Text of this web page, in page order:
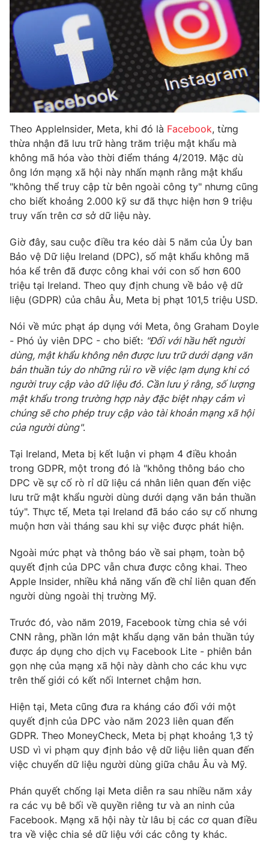
Góc doanh nghiệp
Truyền hình
Phim VTV
Hậu trường
Nhân vật
Khán giả
Giải sao mai
Giải trí
Điện ảnh
Âm nhạc
Sao
Đời sống
Du lịch
Làm đẹp
Chất lượng cuộc sống
Tuyển sinh
Học trực tuyến
Công nghệ
Hitech Công nghệ tương lai
Sản phẩm
Tư vấn
Giao lưu trực tuyến
Lịch phát sóng
Chuyên mục khác
Emagazine Podcast
Photo Infographic
Video Shorts video
VTV Money VTV Thể thao
VTV Sức khoẻ
Thị trường 24h Tấm lòng Việt
VTV4 Vươn mình bằng AI
VTV9 VTV8
Liên hệ tòa soạn English
THỜI BÁO VTV
Cơ quan chủ quản:Đài Truyền hình Việt Nam
Cơ quan báo chí: Thời báo VTV
Giấy phép hoạt động báo in và báo điện tử số 483/GP-BTTTT
cấp ngày 29/12/2023
Tổng Biên tập:Vũ Thanh Thủy
Phó Tổng Biên tập: Nguyễn Thị Mỹ Hạnh, Phạm Quốc Thắng,
Nguyễn Trọng Ninh
Tổng đài VTV:024.38 355 931 - 024.38 355 932
Theo AppleInsider, Meta, khi đó là Facebook, từng
thừa nhận đã lưu trữ hàng trăm triệu mật khẩu mà
không mã hóa vào thời điểm tháng 4/2019. Mặc dù
ông lớn mạng xã hội này nhấn mạnh rằng mật khẩu
"không thể truy cập từ bên ngoài công ty" nhưng cũng
cho biết khoảng 2.000 kỹ sư đã thực hiện hơn 9 triệu
truy vấn trên cơ sở dữ liệu này.
Giờ đây, sau cuộc điều tra kéo dài 5 năm của Ủy ban
Bảo vệ Dữ liệu Ireland (DPC), số mật khẩu không mã
hóa kể trên đã được công khai với con số hơn 600
triệu tại Ireland. Theo quy định chung về bảo vệ dữ
liệu (GDPR) của châu Âu, Meta bị phạt 101,5 triệu USD.
Nói về mức phạt áp dụng với Meta, ông Graham Doyle
- Phó ủy viên DPC - cho biết: "Đối với hầu hết người
dùng, mật khẩu không nên được lưu trữ dưới dạng văn
bản thuần túy do những rủi ro về việc lạm dụng khi có
người truy cập vào dữ liệu đó. Cần lưu ý rằng, số lượng
mật khẩu trong trường hợp này đặc biệt nhạy cảm vì
chúng sẽ cho phép truy cập vào tài khoản mạng xã hội
của người dùng".
Tại Ireland, Meta bị kết luận vi phạm 4 điều khoản
trong GDPR, một trong đó là "không thông báo cho
DPC về sự cố rò rỉ dữ liệu cá nhân liên quan đến việc
lưu trữ mật khẩu người dùng dưới dạng văn bản thuần
túy". Thực tế, Meta tại Ireland đã báo cáo sự cố nhưng
muộn hơn vài tháng sau khi sự việc được phát hiện.
Ngoài mức phạt và thông báo về sai phạm, toàn bộ
quyết định của DPC vẫn chưa được công khai. Theo
Apple Insider, nhiều khả năng vấn đề chỉ liên quan đến
người dùng ngoài thị trường Mỹ.
Trước đó, vào năm 2019, Facebook từng chia sẻ với
CNN rằng, phần lớn mật khẩu dạng văn bản thuần túy
được áp dụng cho dịch vụ Facebook Lite - phiên bản
gọn nhẹ của mạng xã hội này dành cho các khu vực
trên thế giới có kết nối Internet chậm hơn.
Hiện tại, Meta cũng đưa ra kháng cáo đối với một
quyết định của DPC vào năm 2023 liên quan đến
GDPR. Theo MoneyCheck, Meta bị phạt khoảng 1,3 tỷ
USD vì vi phạm quy định bảo vệ dữ liệu liên quan đến
việc chuyển dữ liệu người dùng giữa châu Âu và Mỹ.
Phán quyết chống lại Meta diễn ra sau nhiều năm xảy
ra các vụ bê bối về quyền riêng tư và an ninh của
Facebook. Mạng xã hội này từ lâu bị các cơ quan điều
tra về việc chia sẻ dữ liệu với các công ty khác.